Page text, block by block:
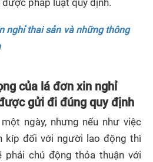
pháp luật quy định.
nghỉ thai sản và những thông
của lá đơn xin nghỉ
gửi đi đúng quy định
ngày, nhưng nếu như việc
kíp đối với người lao động thì
chủ động thỏa thuận với